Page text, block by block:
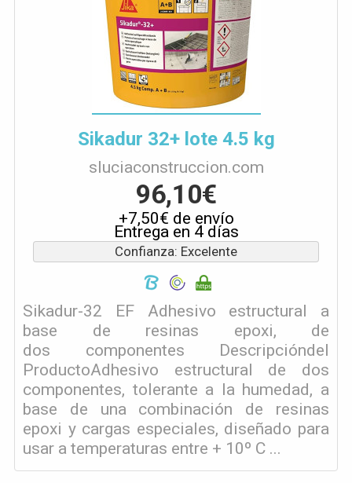
Sikadur 32+ lote 4.5 kg
sluciaconstruccion.com
96,10€
+7,50€ de envío
Entrega en 4 días
Confianza: Excelente
Sikadur-32 EF Adhesivo estructural a
base de resinas epoxi, de
dos componentes Descripcióndel
ProductoAdhesivo estructural de dos
componentes, tolerante a la humedad, a
base de una combinación de resinas
epoxi y cargas especiales, diseñado para
usar a temperaturas entre + 10º C ...